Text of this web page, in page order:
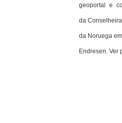
geoportal e
da
da Noruega
Endresen. Ver